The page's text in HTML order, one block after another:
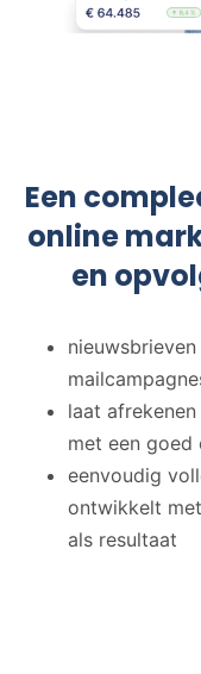
Een
online
en
laat
met een
eenvoudig
ontwikkelt
als resultaat